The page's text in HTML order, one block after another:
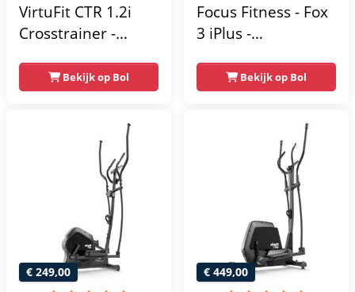
VirtuFit CTR 1.2i
Crosstrainer -
Programma's -
Bluetooth -
Bekijk op Bol
Focus Fitness - Fox
3 iPlus -
Hartslagsensoren -
24
Weerstandsniveaus
Bekijk op Bol
€ 249,00 € 449,00